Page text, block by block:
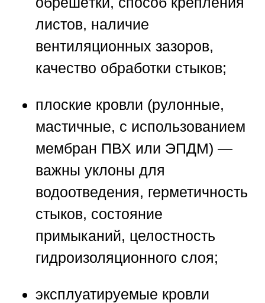
листов, наличие
вентиляционных зазоров,
качество обработки стыков;
плоские кровли (рулонные,
мастичные, с использованием
мембран ПВХ или ЭПДМ) —
важны уклоны для
водоотведения, герметичность
стыков, состояние
примыканий, целостность
гидроизоляционного слоя;
эксплуатируемые кровли